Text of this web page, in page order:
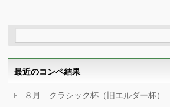
最近のコンペ結果
８月 クラシック杯（旧エルダー杯）